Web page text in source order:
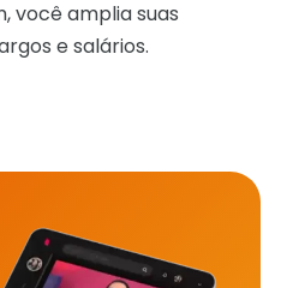
você amplia suas
e salários.